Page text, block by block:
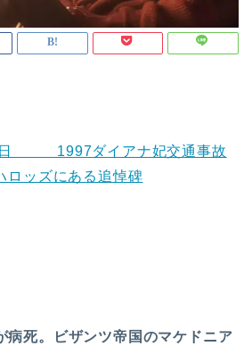
日 1997ダイアナ妃交通事故
ッズにある追悼碑
病死。ビザンツ帝国のマケドニア